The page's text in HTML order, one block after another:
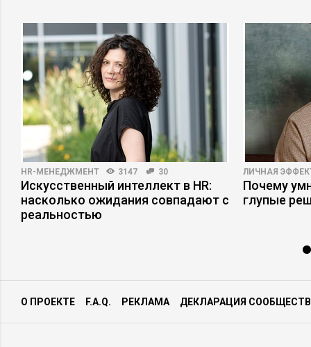
HR-МЕНЕДЖМЕНТ 3147 30
Искусственный интеллект в HR:
насколько ожидания совпадают с
реальностью
ЛИЧНАЯ
Почему
глупые
О ПРОЕКТЕ F.A.Q. РЕКЛАМА ДЕКЛАРАЦИЯ